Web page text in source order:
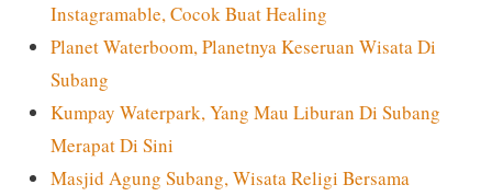
Instagramable, Cocok Buat Healing
Planet Waterboom, Planetnya Keseruan Wisata Di
Subang
Kumpay Waterpark, Yang Mau Liburan Di Subang
Merapat Di Sini
Masjid Agung Subang, Wisata Religi Bersama